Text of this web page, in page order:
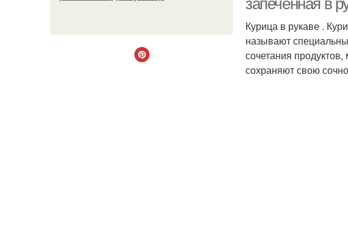
запеченная в
Курица в рукаве .
называют
сочетания
сохраняют свою